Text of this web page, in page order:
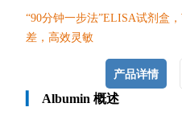
“90分钟一步法”ELISA试剂盒
差，高效灵敏
产品详情
Albumin 概述